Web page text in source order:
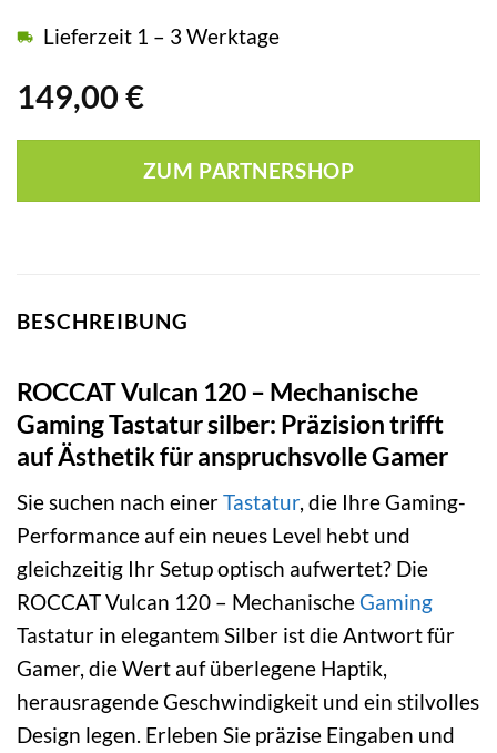
149,00 €
Lieferzeit 1 – 3 Werktage
ZUM PARTNERSHOP
BESCHREIBUNG
ROCCAT Vulcan 120 – Mechanische
Gaming Tastatur silber: Präzision trifft
auf Ästhetik für anspruchsvolle Gamer
Sie suchen nach einerTastatur, die Ihre Gaming-
Performance auf ein neues Level hebt und
gleichzeitig Ihr Setup optisch aufwertet? Die
ROCCAT Vulcan 120 – Mechanische Gaming
Tastatur in elegantem Silber ist die Antwort für
Gamer, die Wert auf überlegene Haptik,
herausragende Geschwindigkeit und ein stilvolles
Design legen. Erleben Sie präzise Eingaben und